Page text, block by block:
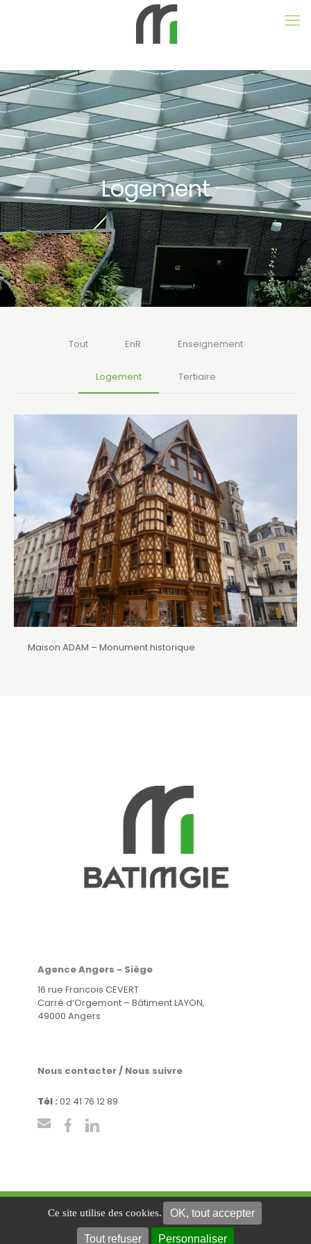
Ce site utilise des cookies. OK, tout accepter
Tout refuser Personnaliser
Logement
Tout EnR Enseignement
Logement Tertiaire
Maison ADAM – Monument historique
Agence Angers - Siège
16 rue Francois CEVERT
Carré d’Orgemont – Bâtiment LAYON,
49000 Angers
Nous contacter / Nous suivre
Tél : 02 41 76 12 89
Mentions légales Politique de confidentialité
Plan du
site
Gestion des cookies